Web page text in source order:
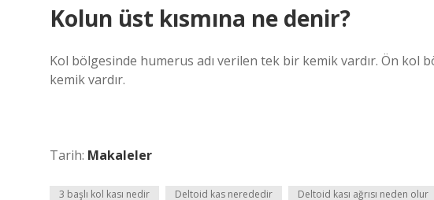
Kolun üst kısmına ne denir?
Kol bölgesinde humerus adı verilen tek bir kemik vardır. Ön kol
kemik vardır.
Tarih: Makaleler
3 başlı kol kası nedir Deltoid kas nerededir Deltoid kası ağrısı neden olur